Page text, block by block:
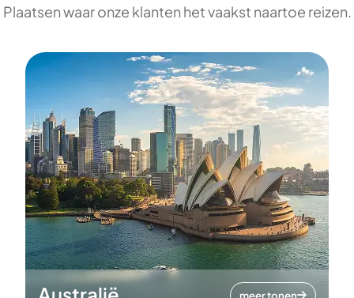
Plaatsen waar onze klanten het vaakst naartoe reizen.